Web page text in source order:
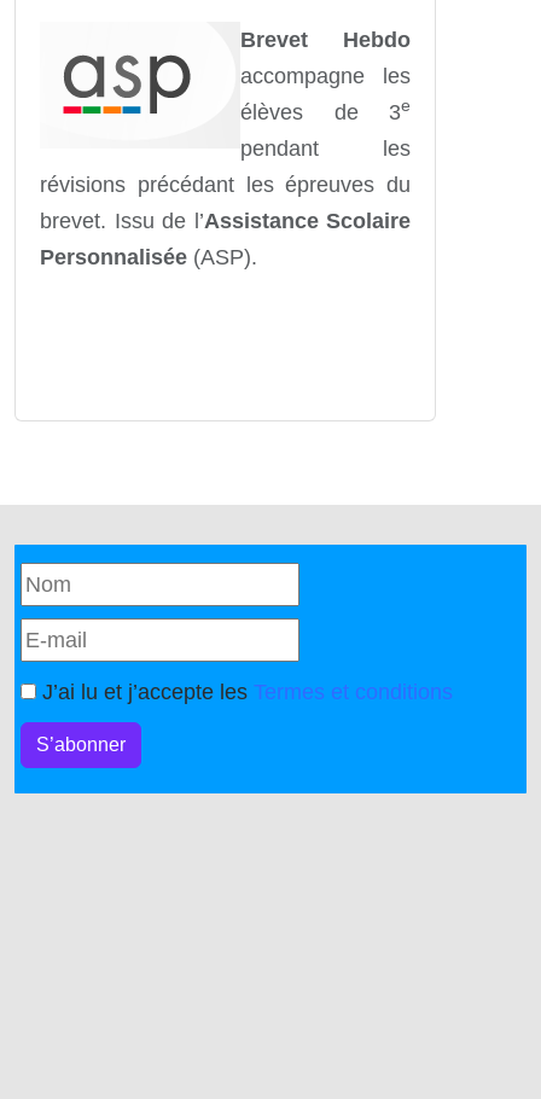
Brevet Hebdo
accompagne les
élèves de 3e
pendant les
révisions précédant les épreuves du
brevet. Issu de l’Assistance Scolaire
Personnalisée (ASP).
J’ai lu et j’accepte les Termes et conditions
S’abonner